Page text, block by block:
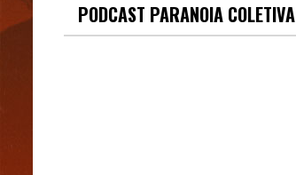
PODCAST PARANOIA COLETIVA